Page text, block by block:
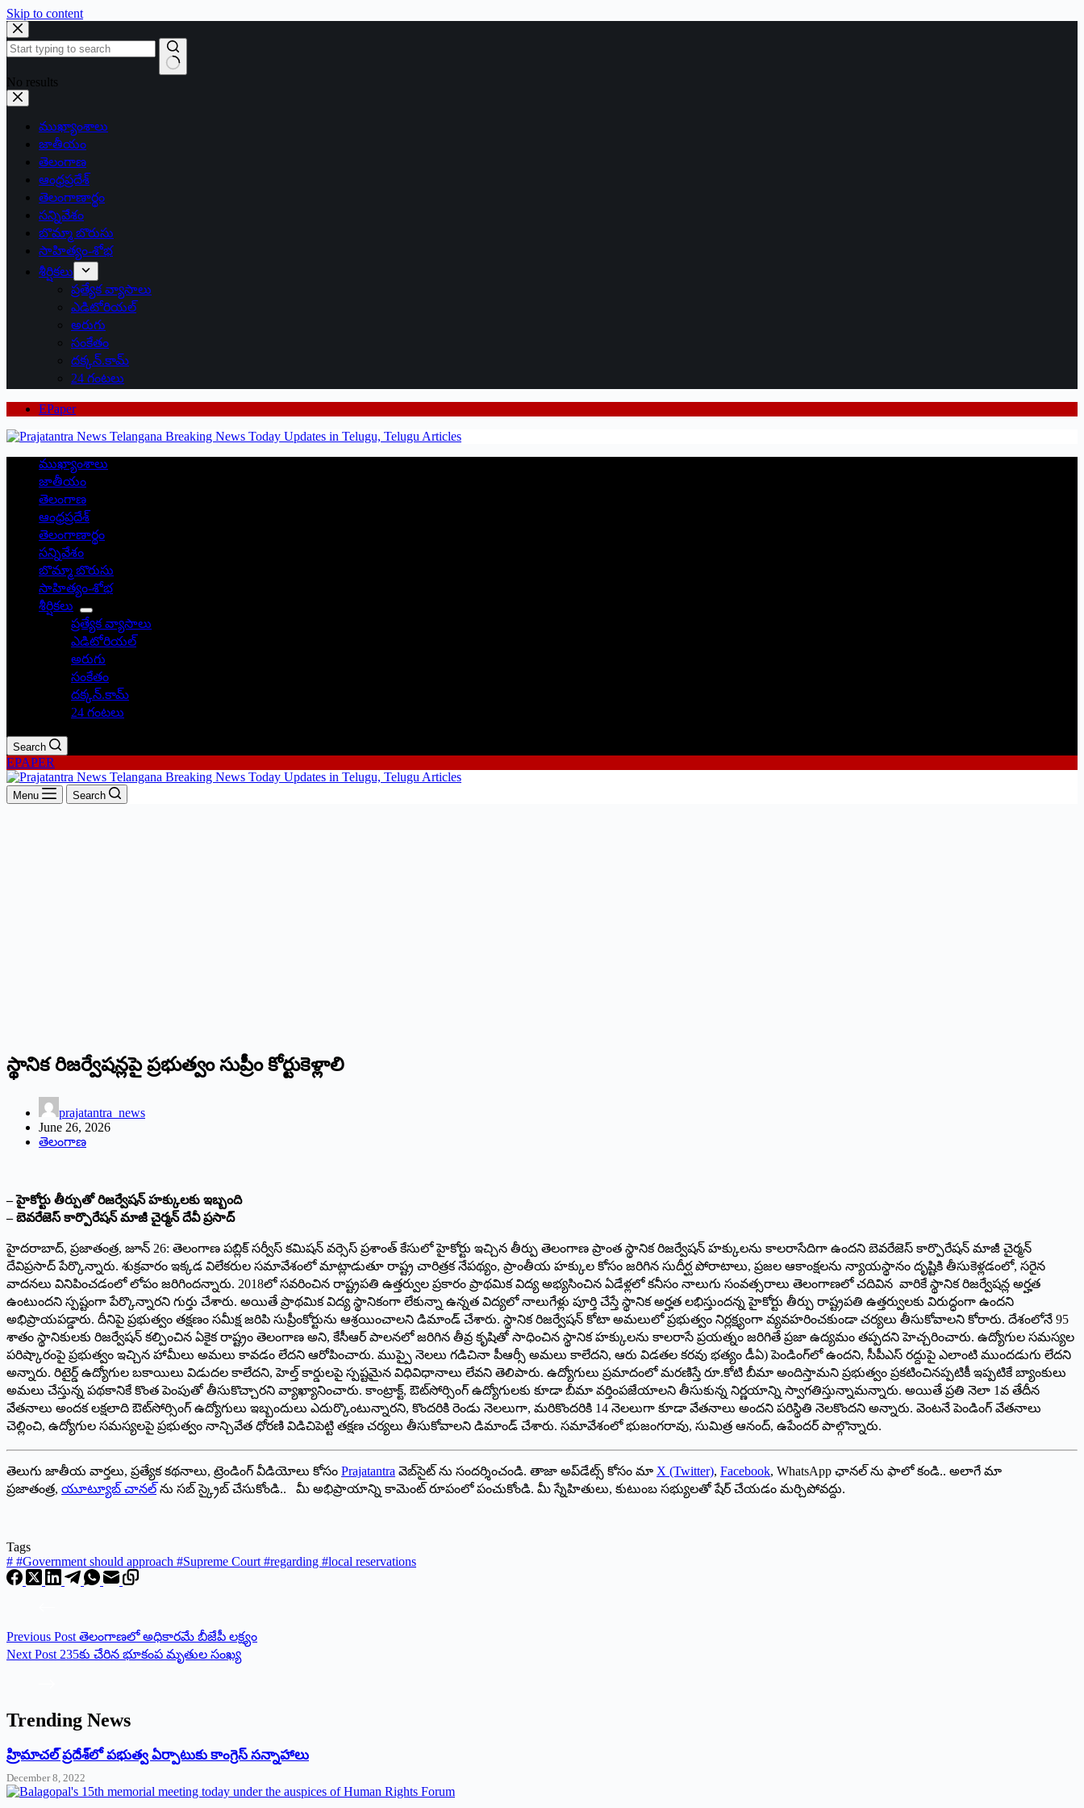
Skip to content
No results
ముఖ్యాంశాలు
జాతీయం
తెలంగాణ
ఆంధ్రప్రదేశ్
తెలంగాణార్థం
సన్నివేశం
బొమ్మా బొరుసు
సాహిత్యం-శోభ
శీర్షికలు
ప్రత్యేక వ్యాసాలు
ఎడిటోరియల్
అరుగు
సంకేతం
దక్కన్.కామ్
24 గంటలు
EPaper
ముఖ్యాంశాలు
జాతీయం
తెలంగాణ
ఆంధ్రప్రదేశ్
తెలంగాణార్థం
సన్నివేశం
బొమ్మా బొరుసు
సాహిత్యం-శోభ
శీర్షికలు
ప్రత్యేక వ్యాసాలు
ఎడిటోరియల్
అరుగు
సంకేతం
దక్కన్.కామ్
24 గంటలు
Search
EPAPER
Menu Search
స్థానిక రిజ‌ర్వేష‌న్ల‌పై ప్ర‌భుత్వం సుప్రీం కోర్టుకెళ్లాలి
prajatantra_news
June 26, 2026
తెలంగాణ
– హైకోర్టు తీర్పుతో రిజ‌ర్వేష‌న్ హ‌క్కుల‌కు ఇబ్బంది
– బెవ‌రేజెస్‌ కార్పొరేష‌న్ మాజీ చైర్మ‌న్ దేవీ ప్ర‌సాద్‌
హైద‌రాబాద్‌, ప్ర‌జాతంత్ర‌, జూన్ 26: తెలంగాణ పబ్లిక్ సర్వీస్ కమిషన్ వర్సెస్ ప్రశాంత్ కేసులో హైకోర్టు ఇచ్చిన తీర్పు తెలంగాణ ప్రాంత స్థానిక రిజర్వేషన్ హక్కులను కాలరాసేదిగా ఉందని బెవరేజెస్ కార్పొరేషన్ మాజీ చైర్మ‌న్
దేవిప్రసాద్ పేర్కొన్నారు. శుక్ర‌వారం ఇక్క‌డ విలేక‌రుల స‌మావేశంలో మాట్లాడుతూ రాష్ట్ర‌ చారిత్రక నేపథ్యం, ప్రాంతీయ హక్కుల కోసం జరిగిన సుదీర్ఘ పోరాటాలు, ప్రజల ఆకాంక్షలను న్యాయస్థానం దృష్టికి తీసుకెళ్లడంలో, సరైన
వాదనలు వినిపించడంలో లోపం జరిగిందన్నారు. 2018లో సవరించిన రాష్ట్రపతి ఉత్తర్వుల ప్రకారం ప్రాథమిక విద్య అభ్యసించిన ఏడేళ్ల‌లో కనీసం నాలుగు సంవత్సరాలు తెలంగాణలో చదివిన వారికే స్థానిక రిజర్వేషన్ల అర్హత
ఉంటుందని స్పష్టంగా పేర్కొన్నారని గుర్తు చేశారు. అయితే ప్రాథమిక విద్య స్థానికంగా లేకున్నా ఉన్నత విద్యలో నాలుగేళ్లు పూర్తి చేస్తే స్థానిక అర్హత లభిస్తుందన్న హైకోర్టు తీర్పు రాష్ట్రపతి ఉత్తర్వులకు విరుద్ధంగా ఉందని
అభిప్రాయపడ్డారు. దీనిపై ప్రభుత్వం తక్షణం సమీక్ష జరిపి సుప్రీంకోర్టును ఆశ్రయించాలని డిమాండ్ చేశారు. స్థానిక రిజర్వేషన్ కోటా అమలులో ప్రభుత్వం నిర్లక్ష్యంగా వ్యవహరించకుండా చర్యలు తీసుకోవాలని కోరారు. దేశంలోనే 95
శాతం స్థానికులకు రిజర్వేషన్ కల్పించిన ఏకైక రాష్ట్రం తెలంగాణ అని, కేసీఆర్ పాలనలో జరిగిన తీవ్ర కృషితో సాధించిన స్థానిక హక్కులను కాలరాసే ప్రయత్నం జరిగితే ప్రజా ఉద్యమం తప్పదని హెచ్చరించారు. ఉద్యోగుల సమస్యల
పరిష్కారంపై ప్రభుత్వం ఇచ్చిన హామీలు అమలు కావడం లేదని ఆరోపించారు. ముప్పై నెలలు గడిచినా పీఆర్సీ అమలు కాలేదని, ఆరు విడతల కరవు భత్యం డీఏ) పెండింగ్‌లో ఉందని, సీపీఎస్ రద్దుపై ఎలాంటి ముందడుగు లేదని
అన్నారు. రిటైర్డ్ ఉద్యోగుల బకాయిలు విడుదల కాలేదని, హెల్త్ కార్డులపై స్పష్టమైన విధివిధానాలు లేవని తెలిపారు. ఉద్యోగులు ప్రమాదంలో మరణిస్తే రూ.కోటి బీమా అందిస్తామని ప్రభుత్వం ప్రకటించినప్పటికీ ఇప్పటికే బ్యాంకులు
అమలు చేస్తున్న పథకానికే కొంత పెంపుతో తీసుకొచ్చారని వ్యాఖ్యానించారు. కాంట్రాక్ట్, ఔట్‌సోర్సింగ్ ఉద్యోగులకు కూడా బీమా వర్తింపజేయాలని తీసుకున్న నిర్ణయాన్ని స్వాగతిస్తున్నామన్నారు. అయితే ప్రతి నెలా 1వ తేదీన
వేతనాలు అందక లక్షలాది ఔట్‌సోర్సింగ్ ఉద్యోగులు ఇబ్బందులు ఎదుర్కొంటున్నారని, కొందరికి రెండు నెలలుగా, మరికొందరికి 14 నెలలుగా కూడా వేతనాలు అందని పరిస్థితి నెలకొందని అన్నారు. వెంటనే పెండింగ్ వేతనాలు
చెల్లించి, ఉద్యోగుల సమస్యలపై ప్రభుత్వం నాన్చివేత ధోరణి విడిచిపెట్టి తక్షణ చర్యలు తీసుకోవాలని డిమాండ్ చేశారు. స‌మావేశంలో భుజంగరావు, సుమిత్ర ఆనంద్, ఉపేందర్ పాల్గొన్నారు.
తెలుగు జాతీయ వార్తలు, ప్రత్యేక కథనాలు, ట్రెండింగ్ వీడియోలు కోసం Prajatantra వెబ్‌సైట్ ను సందర్శించండి. తాజా అప్‌డేట్స్ కోసం మా X (Twitter), Facebook, WhatsApp ఛానల్ ను ఫాలో కండి.. అలాగే మా
ప్రజాతంత్ర, యూట్యూబ్ చానల్ ను సబ్ స్క్రైబ్ చేసుకోండి.. మీ అభిప్రాయాన్ని కామెంట్ రూపంలో పంచుకోండి. మీ స్నేహితులు, కుటుంబ సభ్యులతో షేర్ చేయడం మర్చిపోవద్దు.
Tags
# #Government should approach #Supreme Court #regarding #local reservations
Previous Post తెలంగాణలో అధికారమే బీజేపీ లక్ష్యం
Next Post 235కు చేరిన భూకంప మృతుల సంఖ్య
Trending News
‌హ్రిమాచల్‌ ‌ప్రదేశ్‌లో పభుత్వ ఏర్పాటుకు కాంగ్రెస్‌ ‌సన్నాహాలు
December 8, 2022